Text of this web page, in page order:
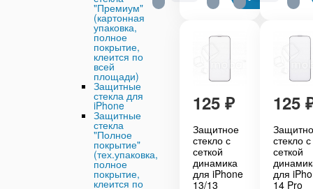
"Премиум"
(картонная
упаковка,
полное
покрытие,
клеится по
всей
площади)
Защитные
стекла для
iPhone
Защитные
стекла
"Полное
покрытие"
(тех.упаковка,
полное
покрытие,
клеится по
125 ₽
Защитное
стекло с
сеткой
динамика
для iPhone
13/13
125
стекло с
сеткой
для
14 Pro